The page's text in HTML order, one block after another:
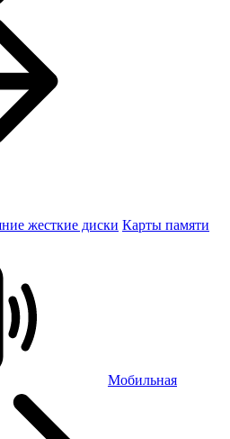
жесткие диски Карты памяти
Мобильная